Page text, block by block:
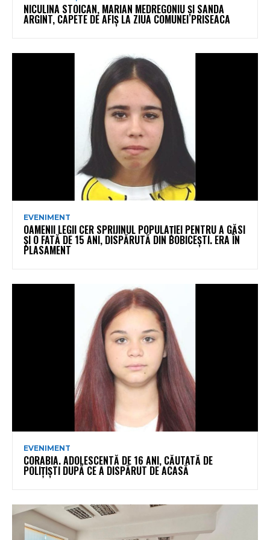
NICULINA STOICAN, MARIAN MEDREGONIU ȘI SANDA
ARGINT, CAPETE DE AFIȘ LA ZIUA COMUNEI PRISEACA
EVENIMENT
OAMENII LEGII CER SPRIJINUL POPULAȚIEI PENTRU A GĂSI
ȘI O FATĂ DE 15 ANI, DISPĂRUTĂ DIN BOBICEȘTI. ERA ÎN
PLASAMENT
EVENIMENT
CORABIA. ADOLESCENTĂ DE 16 ANI, CĂUTATĂ DE
POLIȚIȘTI DUPĂ CE A DISPĂRUT DE ACASĂ